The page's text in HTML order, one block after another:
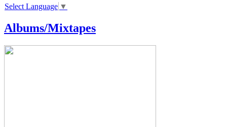
Select Language ▼
Albums/Mixtapes